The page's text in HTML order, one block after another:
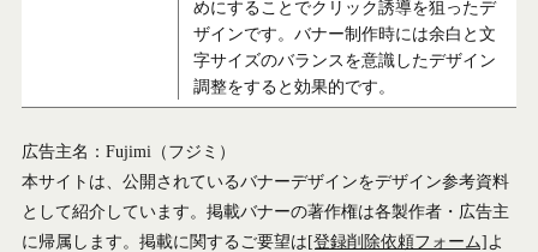
めにすることでクリック誘導を狙ったデ
ザインです。バナー制作時には余白と文
字サイズのバランスを意識したデザイン
調整をすると効果的です。
広告主名：Fujimi（フジミ）
本サイトは、公開されているバナーデザインをデザイン参考資料
として紹介しています。掲載バナーの著作権は各製作者・広告主
に帰属します。掲載に関するご要望は[登録削除依頼フォーム]よ